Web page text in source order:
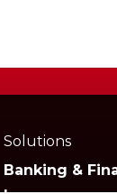
Solutions
Banking &